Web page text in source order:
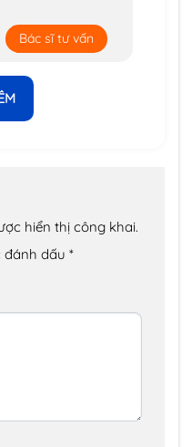
Bác sĩ tư vấn
hiển thị công khai.
đánh dấu *